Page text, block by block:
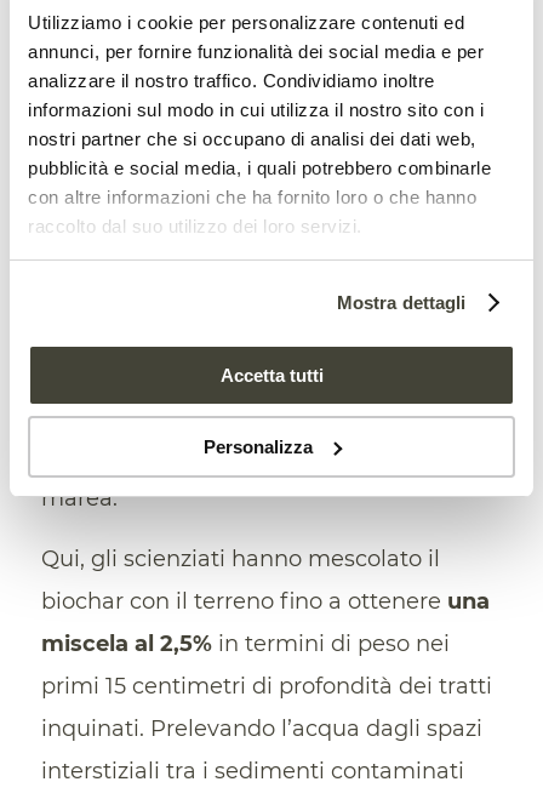
Utilizziamo i cookie per personalizzare contenuti ed
annunci, per fornire funzionalità dei social media e per
analizzare il nostro traffico. Condividiamo inoltre
informazioni sul modo in cui utilizza il nostro sito con i
nostri partner che si occupano di analisi dei dati web,
pubblicità e social media, i quali potrebbero combinarle
con altre informazioni che ha fornito loro o che hanno
raccolto dal suo utilizzo dei loro servizi.
Mostra dettagli
Accetta tutti
Personalizza
Il lavoro in Alaska
I ricercatori dell’EPA stanno ora lavorando
sull’area contaminata in Alaska con
due metri per due metri nelle
fangose intercotidali, ovvero nella zona
compresa tra i livelli della bassa e dell’alta
marea.
Qui, gli scienziati hanno mescolato il
biochar con il terreno fino a ottenere una
miscela al 2,5%in termini di peso nei
primi 15 centimetri di profondità dei tratti
inquinati. Prelevando l’acqua dagli spazi
interstiziali tra i sedimenti contaminati